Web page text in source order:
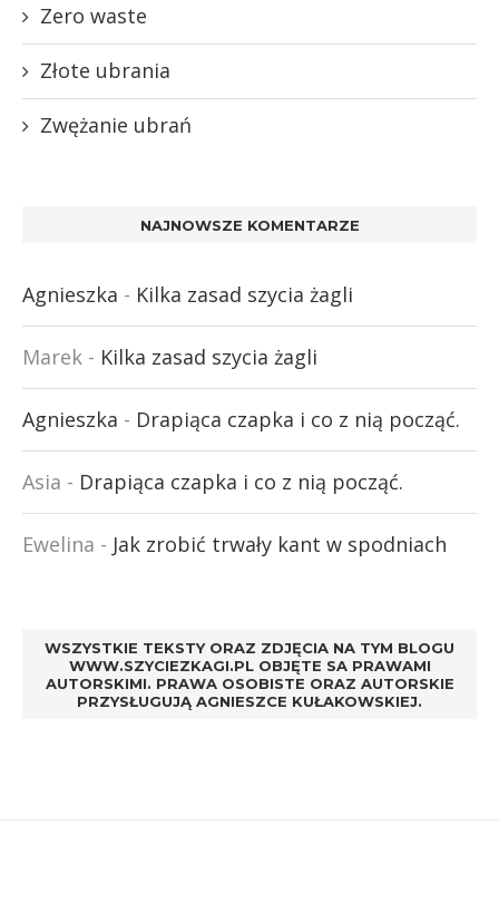
Zero waste
Złote ubrania
Zwężanie ubrań
NAJNOWSZE KOMENTARZE
Agnieszka - Kilka zasad szycia żagli
Marek - Kilka zasad szycia żagli
Agnieszka - Drapiąca czapka i co z nią począć.
Asia - Drapiąca czapka i co z nią począć.
Ewelina - Jak zrobić trwały kant w spodniach
WSZYSTKIE TEKSTY ORAZ ZDJĘCIA NA TYM BLOGU
WWW.SZYCIEZKAGI.PL OBJĘTE SA PRAWAMI
AUTORSKIMI. PRAWA OSOBISTE ORAZ AUTORSKIE
PRZYSŁUGUJĄ AGNIESZCE KUŁAKOWSKIEJ.